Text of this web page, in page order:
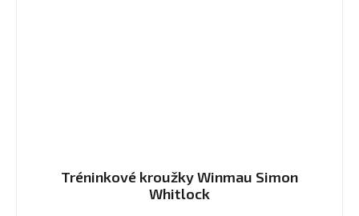
Tréninkové kroužky Winmau Simon
Whitlock